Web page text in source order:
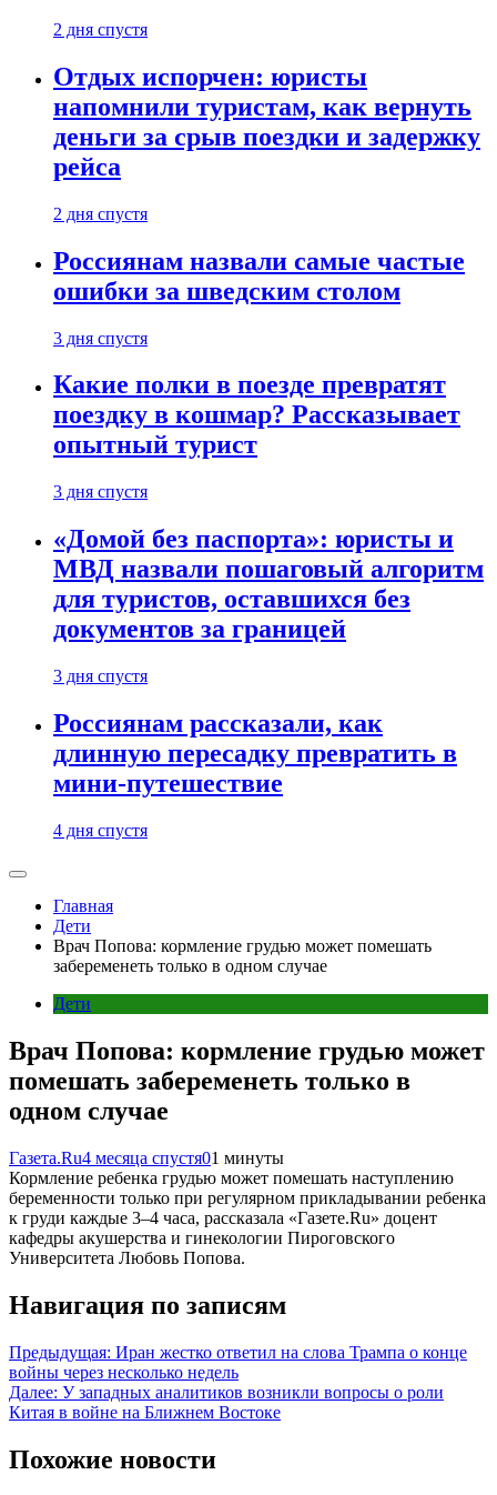
2 дня спустя
Отдых испорчен: юристы
напомнили туристам, как вернуть
деньги за срыв поездки и задержку
рейса
2 дня спустя
Россиянам назвали самые частые
ошибки за шведским столом
3 дня спустя
Какие полки в поезде превратят
поездку в кошмар? Рассказывает
опытный турист
3 дня спустя
«Домой без паспорта»: юристы и
МВД назвали пошаговый алгоритм
для туристов, оставшихся без
документов за границей
3 дня спустя
Россиянам рассказали, как
длинную пересадку превратить в
мини-путешествие
4 дня спустя
Главная
Дети
Врач Попова: кормление грудью может помешать
забеременеть только в одном случае
Дети
Врач Попова: кормление грудью может
помешать забеременеть только в
одном случае
Газета.Ru4 месяца спустя01 минуты
Кормление ребенка грудью может помешать наступлению
беременности только при регулярном прикладывании ребенка
к груди каждые 3–4 часа, рассказала «Газете.Ru» доцент
кафедры акушерства и гинекологии Пироговского
Университета Любовь Попова.
Навигация по записям
Предыдущая: Иран жестко ответил на слова Трампа о конце
войны через несколько недель
Далее: У западных аналитиков возникли вопросы о роли
Китая в войне на Ближнем Востоке
Похожие новости